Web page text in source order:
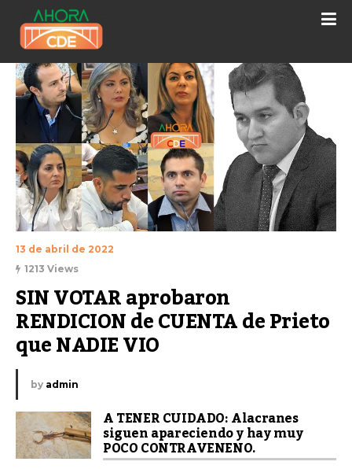
13 de abril de 2022
1213 Views
SIN VOTAR aprobaron
RENDICION de CUENTA de Prieto
que NADIE VIO
by admin
A TENER CUIDADO: Alacranes
siguen apareciendo y hay muy
POCO CONTRAVENENO.